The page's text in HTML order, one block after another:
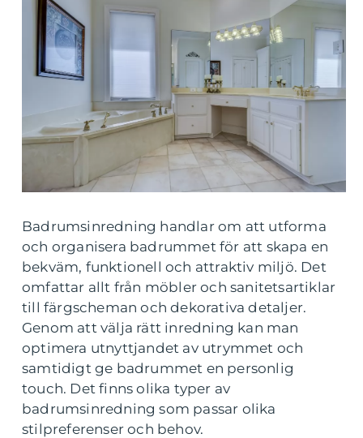
Badrumsinredning handlar om att utforma
och organisera badrummet för att skapa en
bekväm, funktionell och attraktiv miljö. Det
omfattar allt från möbler och sanitetsartiklar
till färgscheman och dekorativa detaljer.
Genom att välja rätt inredning kan man
optimera utnyttjandet av utrymmet och
samtidigt ge badrummet en personlig
touch. Det finns olika typer av
badrumsinredning som passar olika
stilpreferenser och behov.